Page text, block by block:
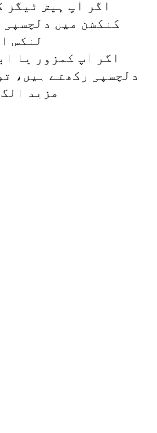
اگر آپ ہیش ٹیگز
کنکشن میں دلچسپی
لنکس
اگر آپ کمزور یا
دلچسپی رکھتے ہیں،
مزید